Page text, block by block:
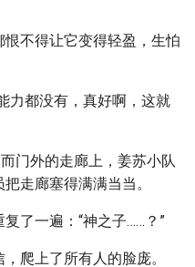
不得让它变得轻盈，生怕
力都没有，真好啊，这就
门外的走廊上，姜苏小队
走廊塞得满满当当。
了一遍：“神之子……？”
爬上了所有人的脸庞。